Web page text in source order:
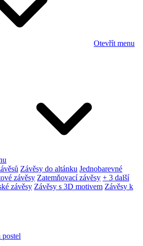
Otevřít menu
Závěsy do altánku Jednobarevné
závěsy Zatemňovací závěsy + 3 další
závěsy Závěsy s 3D motivem Závěsy k
postel